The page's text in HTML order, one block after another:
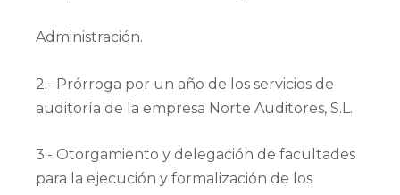
Administración.
2.- Prórroga por un año de los servicios de
auditoría de la empresa Norte Auditores, S.L.
3.- Otorgamiento y delegación de facultades
para la ejecución y formalización de los